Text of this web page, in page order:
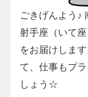
ごきげんよう♪
射手座（いて
をお届けしま
て、仕事もプ
しょう☆